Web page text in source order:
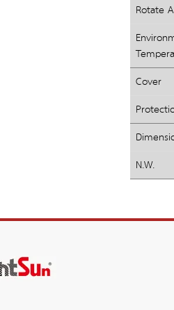
Rotate
Cover
N.W.